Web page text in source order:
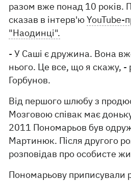
разом вже понад 10 років.
сказав в інтерв'юYouTube-
"Наодинці".
- У Саші є дружина. Вона
нього. Це все, що я скажу, -
Горбунов.
Від першого шлюбу з
Мозговою співак має
2011 Пономарьов був
Мартинюк. Після другого
розповідав про особисте
Пономарьову приписували